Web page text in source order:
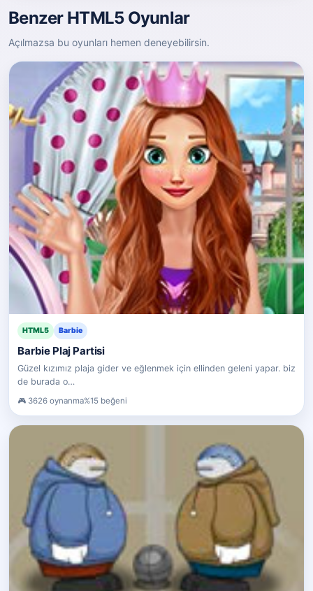
Benzer HTML5 Oyunlar
Açılmazsa bu oyunları hemen deneyebilirsin.
HTML5 Barbie
Barbie Plaj Partisi
Güzel kızımız plaja gider ve eğlenmek için ellinden geleni yapar. biz
de burada o…
3626 oynanma%15 beğeni